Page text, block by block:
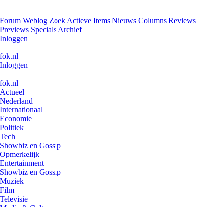
Forum Weblog Zoek Actieve Items Nieuws Columns Reviews
Previews Specials Archief
Inloggen
fok.nl
Inloggen
fok.nl
Actueel
Nederland
Internationaal
Economie
Politiek
Tech
Showbiz en Gossip
Opmerkelijk
Entertainment
Showbiz en Gossip
Muziek
Film
Televisie